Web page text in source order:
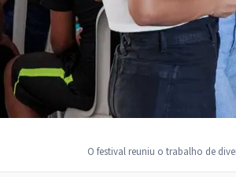
O festival reuniu o trabalho de